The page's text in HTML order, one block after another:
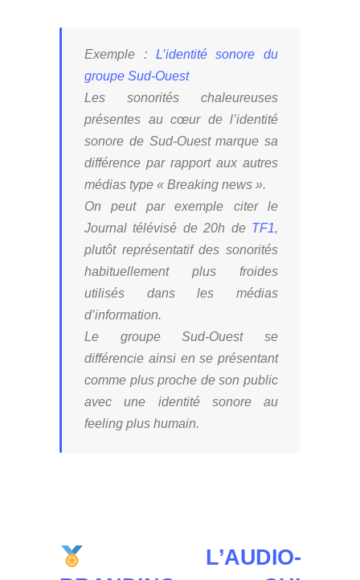
Exemple : L’identité sonore du
groupe Sud-Ouest
Les sonorités chaleureuses
présentes au cœur de l’identité
sonore de Sud-Ouest marque sa
différence par rapport aux autres
médias type « Breaking news ».
On peut par exemple citer le
Journal télévisé de 20h de TF1,
plutôt représentatif des sonorités
habituellement plus froides
utilisés dans les médias
d’information.
Le groupe Sud-Ouest se
différencie ainsi en se présentant
comme plus proche de son public
avec une identité sonore au
feeling plus humain.
L’AUDIO-